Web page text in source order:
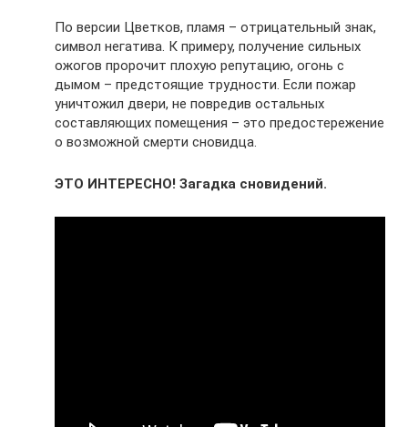
По версии Цветков, пламя – отрицательный знак,
символ негатива. К примеру, получение сильных
ожогов пророчит плохую репутацию, огонь с
дымом – предстоящие трудности. Если пожар
уничтожил двери, не повредив остальных
составляющих помещения – это предостережение
о возможной смерти сновидца.
ЭТО ИНТЕРЕСНО! Загадка сновидений.